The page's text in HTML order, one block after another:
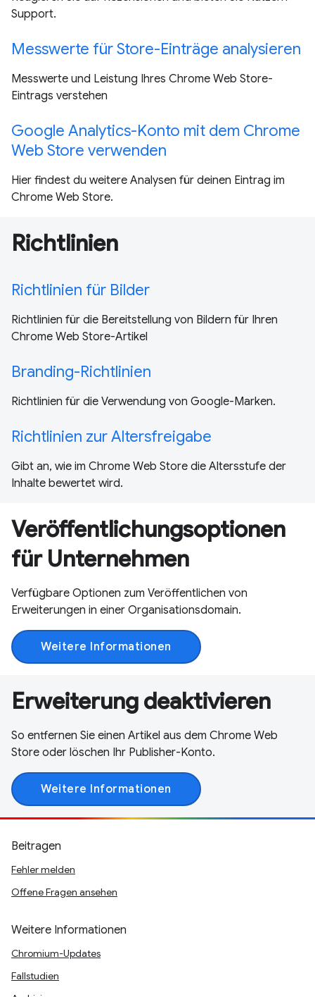
Support.
Messwerte für Store-Einträge analysieren
Messwerte und Leistung Ihres Chrome Web Store-
Eintrags verstehen
Google Analytics-Konto mit dem Chrome
Web Store verwenden
Hier findest du weitere Analysen für deinen Eintrag im
Chrome Web Store.
Richtlinien
Richtlinien für Bilder
Richtlinien für die Bereitstellung von Bildern für Ihren
Chrome Web Store-Artikel
Branding-Richtlinien
Richtlinien für die Verwendung von Google-Marken.
Richtlinien zur Altersfreigabe
Gibt an, wie im Chrome Web Store die Altersstufe der
Inhalte bewertet wird.
Veröffentlichungsoptionen
für Unternehmen
Verfügbare Optionen zum Veröffentlichen von
Erweiterungen in einer Organisationsdomain.
Weitere Informationen
Erweiterung deaktivieren
So entfernen Sie einen Artikel aus dem Chrome Web
Store oder löschen Ihr Publisher-Konto.
Weitere Informationen
Beitragen
Fehler melden
Offene Fragen ansehen
Weitere Informationen
Chromium-Updates
Fallstudien